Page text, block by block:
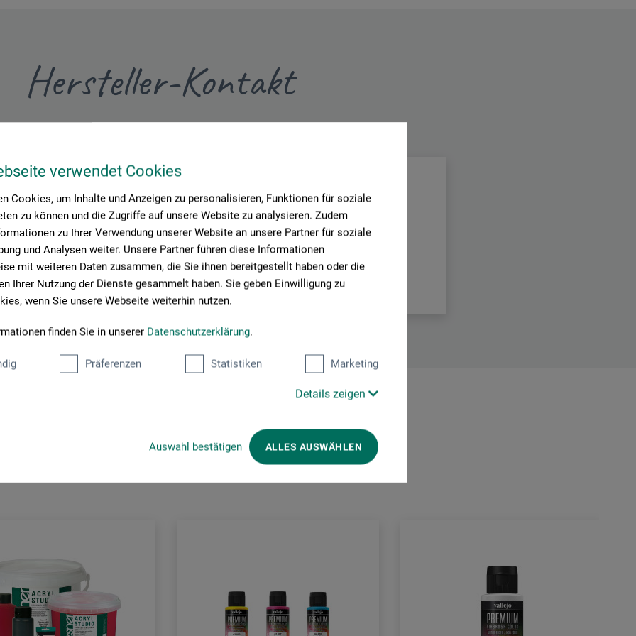
verwendet Cookies
Cookies, um Inhalte und Anzeigen zu personalisieren, Funktionen für soziale
zu können und die Zugriffe auf unsere Website zu analysieren. Zudem
zu Ihrer Verwendung unserer Website an unsere Partner für soziale
und Analysen weiter. Unsere Partner führen diese Informationen
mit weiteren Daten zusammen, die Sie ihnen bereitgestellt haben oder die
Ihrer Nutzung der Dienste gesammelt haben. Sie geben Einwilligung zu
wenn Sie unsere Webseite weiterhin nutzen.
finden Sie in unserer Datenschutzerklärung.
Präferenzen Statistiken Marketing
Details zeigen
Auswahl bestätigen ALLES AUSWÄHLEN
Hersteller-Kontakt
Kunden kauften auch